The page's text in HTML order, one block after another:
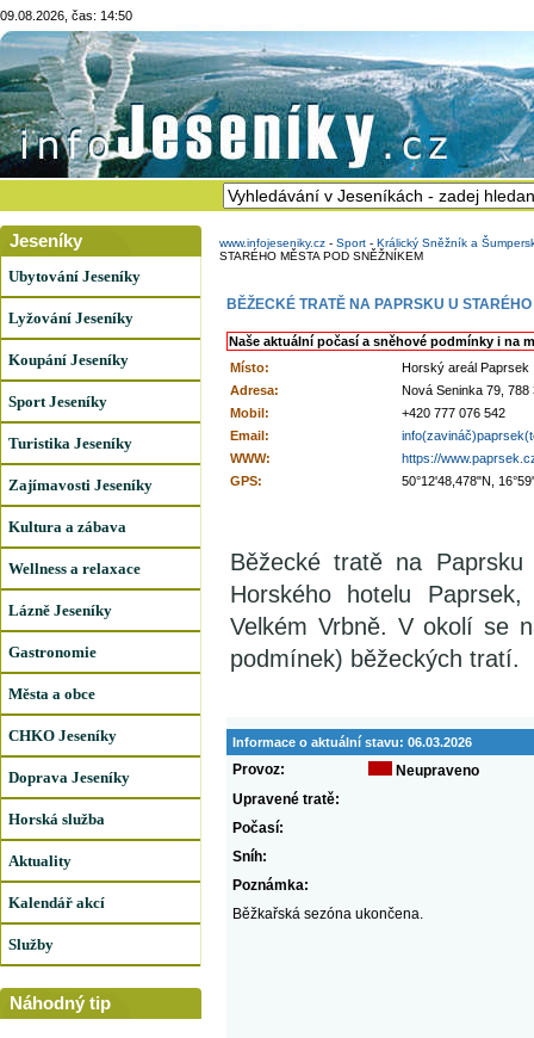
09.08.2026, čas: 14:50
Jeseníky
Ubytování Jeseníky
Lyžování Jeseníky
Koupání Jeseníky
Sport Jeseníky
Turistika Jeseníky
Zajímavosti Jeseníky
Kultura a zábava
Wellness a relaxace
Lázně Jeseníky
Gastronomie
Města a obce
CHKO Jeseníky
Doprava Jeseníky
Horská služba
Aktuality
Kalendář akcí
Služby
Náhodný tip
www.infojeseniky.cz - Sport - Králický Sněžník a
STARÉHO MĚSTA POD SNĚŽNÍKEM
BĚŽECKÉ TRATĚ NA PAPRSKU U
Naše aktuální počasí a sněhové podmínky i na
Místo:
Horský areál Paprsek
Adresa:
Nová Seninka 79,
Mobil:
+420 777 076 542
Email:
WWW:
https://
GPS:
50°12'48,478"N,
Běžecké tratě na
Horského hotelu
Velkém Vrbně. V okolí se
podmínek) běžeckých tratí.
Informace o aktuální stavu: 06.03.2026
Provoz:
Neupraveno
Upravené tratě:
Počasí:
Sníh:
Poznámka:
Běžkařská sezóna ukončena.